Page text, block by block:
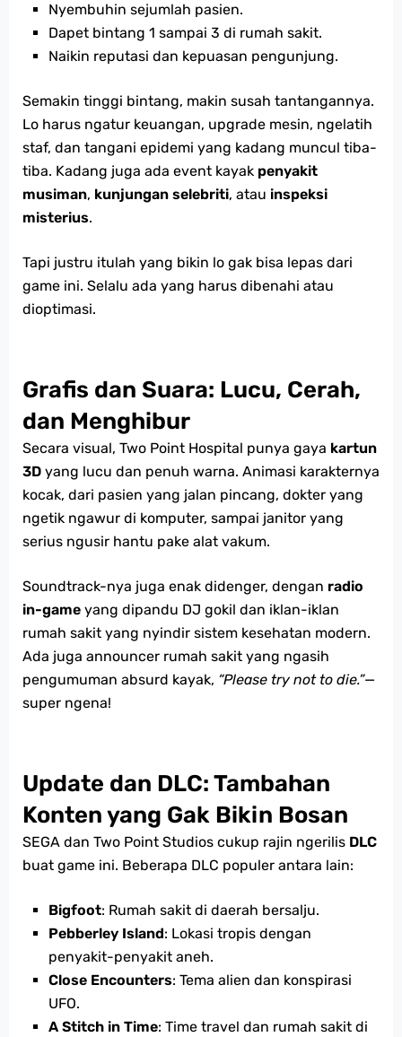
Nyembuhin sejumlah pasien.
Dapet bintang 1 sampai 3 di rumah sakit.
Naikin reputasi dan kepuasan pengunjung.
Semakin tinggi bintang, makin susah tantangannya.
Lo harus ngatur keuangan, upgrade mesin, ngelatih
staf, dan tangani epidemi yang kadang muncul tiba-
tiba. Kadang juga ada event kayak penyakit
musiman, kunjungan selebriti, atau inspeksi
misterius.
Tapi justru itulah yang bikin lo gak bisa lepas dari
game ini. Selalu ada yang harus dibenahi atau
dioptimasi.
Grafis dan Suara: Lucu, Cerah,
dan Menghibur
Secara visual, Two Point Hospital punya gaya kartun
3D yang lucu dan penuh warna. Animasi karakternya
kocak, dari pasien yang jalan pincang, dokter yang
ngetik ngawur di komputer, sampai janitor yang
serius ngusir hantu pake alat vakum.
Soundtrack-nya juga enak didenger, dengan radio
in-game yang dipandu DJ gokil dan iklan-iklan
rumah sakit yang nyindir sistem kesehatan modern.
Ada juga announcer rumah sakit yang ngasih
pengumuman absurd kayak, “Please try not to die.”—
super ngena!
Update dan DLC: Tambahan
Konten yang Gak Bikin Bosan
SEGA dan Two Point Studios cukup rajin ngerilis DLC
buat game ini. Beberapa DLC populer antara lain:
Bigfoot: Rumah sakit di daerah bersalju.
Pebberley Island: Lokasi tropis dengan
penyakit-penyakit aneh.
Close Encounters: Tema alien dan konspirasi
UFO.
A Stitch in Time: Time travel dan rumah sakit di